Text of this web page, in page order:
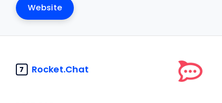
Website
7 Rocket.Chat